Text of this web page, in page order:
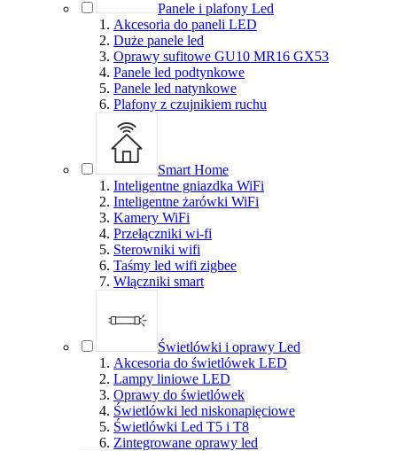
Panele i plafony Led
Akcesoria do paneli LED
Duże panele led
Oprawy sufitowe GU10 MR16 GX53
Panele led podtynkowe
Panele led natynkowe
Plafony z czujnikiem ruchu
Smart Home
Inteligentne gniazdka WiFi
Inteligentne żarówki WiFi
Kamery WiFi
Przełączniki wi-fi
Sterowniki wifi
Taśmy led wifi zigbee
Włączniki smart
Świetlówki i oprawy Led
Akcesoria do świetlówek LED
Lampy liniowe LED
Oprawy do świetlówek
Świetlówki led niskonapięciowe
Świetlówki Led T5 i T8
Zintegrowane oprawy led